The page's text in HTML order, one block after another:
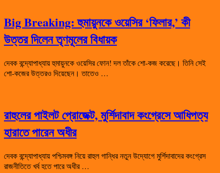
Big Breaking: হুমায়ুনকে ওয়েসির ‘ফিলার,’ কী
উত্তর দিলেন তৃণমূলের বিধায়ক
দেবক বন্দ্যোপাধ্যায় হুমায়ুনকে ওয়েসির ফোন! দল তাঁকে শো-কজ করেছে। তিনি সেই
শো-কজের উত্তরও দিয়েছেন। তাতেও …
রাহুলের পাইলট প্রোজেক্ট, মুর্শিদাবাদ কংগ্রেসে আধিপত্য
হারাতে পারেন অধীর
দেবক বন্দ্যোপাধ্যায় পশ্চিমবঙ্গ নিয়ে রাহুল গান্ধির নতুন উদ্যোগে মুর্শিদাবাদের কংগ্রেস
রাজনীতিতে খর্ব হতে পারে অধীর …